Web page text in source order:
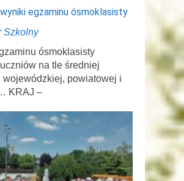
egzaminu ósmoklasisty
Szkolny
ósmoklasisty
na tle średniej
wojewódzkiej, powiatowej i
KRAJ –